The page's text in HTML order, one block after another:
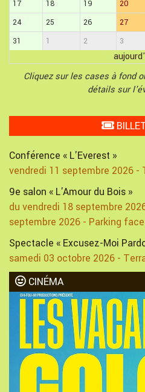
17
18 19 20
24
25 26 27
31
1 2 3
Cliquez sur les cases à fond
détails sur
Conférence « L'Everest »
vendredi 11 septembre 2026 -
9e salon « L'Amour du Bois »
du vendredi 18 septembre
septembre 2026 - Parking
Spectacle « Excusez-Moi
samedi 03 octobre 2026 -
CINÉMA